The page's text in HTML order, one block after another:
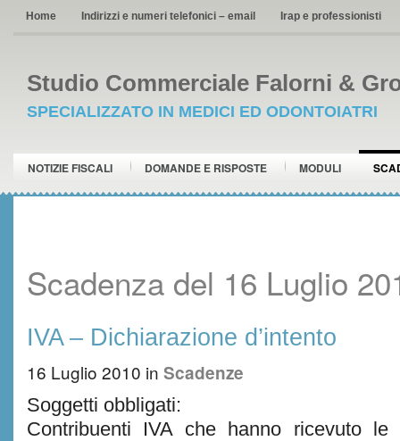
Home Indirizzi e numeri telefonici – email Irap e professionisti
Studio Commerciale Falorni &
SPECIALIZZATO IN MEDICI ED ODONTOIATRI
NOTIZIE FISCALI DOMANDE E RISPOSTE MODULI
Scadenza del 16 Luglio
IVA – Dichiarazione d’intento
16 Luglio 2010 in Scadenze
Soggetti obbligati:
Contribuenti IVA che hanno ricevuto le